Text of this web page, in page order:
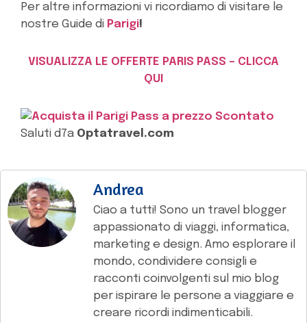
Per altre informazioni vi ricordiamo di visitare le
nostre Guide di Parigi!
VISUALIZZA LE OFFERTE PARIS PASS – CLICCA
QUI
Saluti d7a Optatravel.com
Andrea
Ciao a tutti! Sono un travel blogger
appassionato di viaggi, informatica,
marketing e design. Amo esplorare il
mondo, condividere consigli e
racconti coinvolgenti sul mio blog
per ispirare le persone a viaggiare e
creare ricordi indimenticabili.